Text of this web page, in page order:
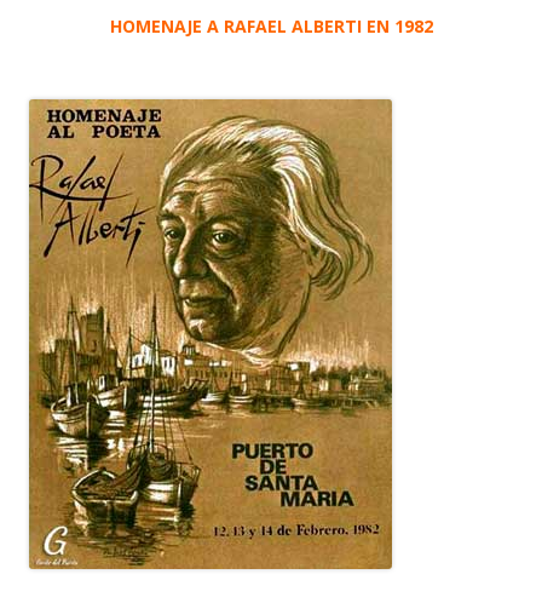
HOMENAJE A RAFAEL ALBERTI EN 1982